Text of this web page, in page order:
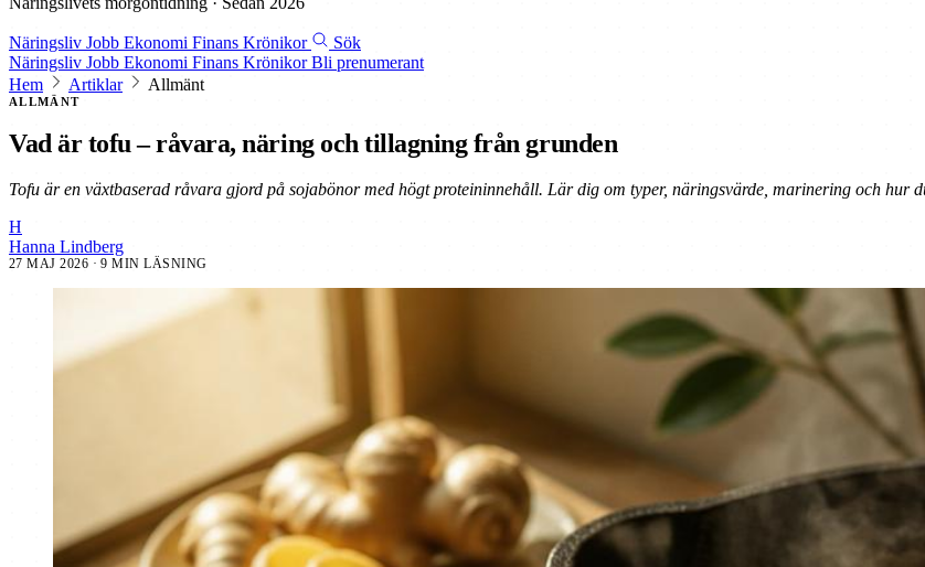
Näringsliv Jobb Ekonomi Finans Krönikor
Sök
Näringsliv Jobb Ekonomi Finans KrönikorBli prenumerant
Hem
Artiklar Allmänt
ALLMÄNT
Vad är tofu – råvara, näring och tillagning från grunden
Tofu är en växtbaserad råvara gjord på sojabönor med högt proteininnehåll. Lär dig om typer, näringsvärde, marinering och hur
H
Hanna Lindberg
27 MAJ 2026 · 9 MIN LÄSNING